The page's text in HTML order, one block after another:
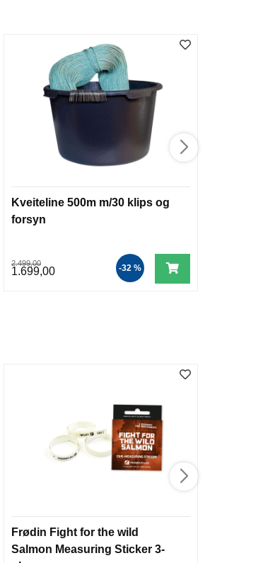
Kveiteline 500m m/30 klips og
forsyn
2.499,00
1.699,00 -32 %
Frødin Fight for the wild
Salmon Measuring Sticker 3-